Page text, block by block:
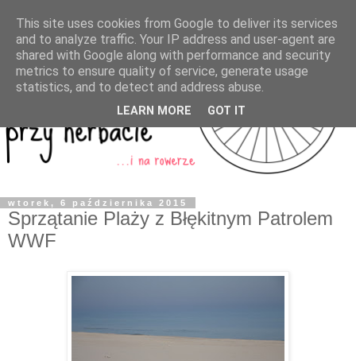
wtorek, 6 października 2015
Sprzątanie Plaży z Błękitnym Patrolem
WWF
This site uses cookies from Google to deliver its services
and to analyze traffic. Your IP address and user-agent are
shared with Google along with performance and security
metrics to ensure quality of service, generate usage
statistics, and to detect and address abuse.
LEARN MORE GOT IT